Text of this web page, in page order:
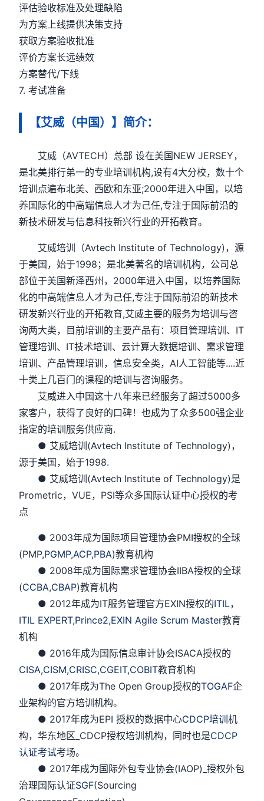
评估验收标准及处理缺陷
为方案上线提供决策支持
获取方案验收批准
评价方案长远绩效
方案替代/下线
7. 考试准备
【艾威（中国）】简介：
艾威（AVTECH）总部 设在美国NEW JERSEY，
是北美排行弟一的专业培训机构,设有4大分校，数十个
培训点遍布北美、西欧和东亚;2000年进入中国，以培
养国际化的中高端信息人才为己任,专注于国际前沿的
新技术研发与信息科技新兴行业的开拓教育。
艾威培训（Avtech Institute of Technology)，源
于美国，始于1998；是北美著名的培训机构，公司总
部位于美国新泽西州，2000年进入中国，以培养国际
化的中高端信息人才为己任,专注于国际前沿的新技术
研发新兴行业的开拓教育,艾威主要的服务为培训与咨
询两大类，目前培训的主要产品有：项目管理培训、IT
管理培训、IT技术培训、云计算大数据培训、需求管理
培训、产品管理培训，信息安全类，AI人工智能等....近
十类上几百门的课程的培训与咨询服务。
艾威进入中国这十八年来已经服务了超过5000多
家客户，获得了良好的口碑！也成为了众多500强企业
指定的培训服务供应商.
● 艾威培训(Avtech Institute of Technology)，
源于美国，始于1998.
● 艾威培训(Avtech Institute of Technology)是
Prometric，VUE，PSI等众多国际认证中心授权的考
点
● 2003年成为国际项目管理协会PMI授权的全球
(PMP,PGMP,ACP,PBA)教育机构
● 2008年成为国际需求管理协会IIBA授权的全球
(CCBA,CBAP)教育机构
● 2012年成为IT服务管理官方EXIN授权的ITIL，
ITIL EXPERT,Prince2,EXIN Agile Scrum Master教育
机构
● 2016年成为国际信息审计协会ISACA授权的
CISA,CISM,CRISC,CGEIT,COBIT教育机构
● 2017年成为The Open Group授权的TOGAF企
业架构的官方培训机构。
● 2017年成为EPI 授权的数据中心CDCP培训机
构，华东地区_CDCP授权培训机构，同时也是CDCP
认证考试考场。
● 2017年成为国际外包专业协会(IAOP)_授权外包
治理国际认证SGF(Sourcing